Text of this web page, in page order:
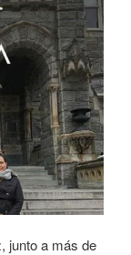
junto a más de